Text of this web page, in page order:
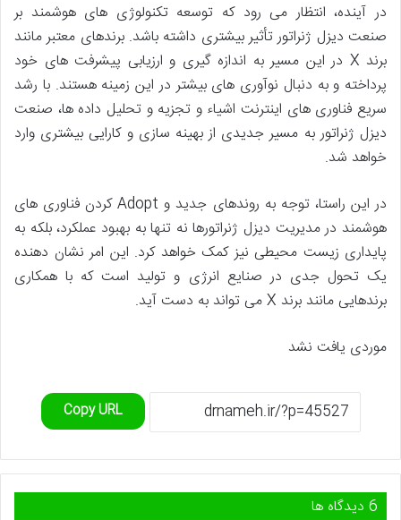
در آینده، انتظار می رود که توسعه تکنولوژی های هوشمند بر
صنعت دیزل ژنراتور تأثیر بیشتری داشته باشد. برندهای معتبر مانند
برند X در این مسیر به اندازه گیری و ارزیابی پیشرفت های خود
پرداخته و به دنبال نوآوری های بیشتر در این زمینه هستند. با رشد
سریع فناوری های اینترنت اشیاء و تجزیه و تحلیل داده ها، صنعت
دیزل ژنراتور به مسیر جدیدی از بهینه سازی و کارایی بیشتری وارد
خواهد شد.
در این راستا، توجه به روندهای جدید و Adopt کردن فناوری های
هوشمند در مدیریت دیزل ژنراتورها نه تنها به بهبود عملکرد، بلکه به
پایداری زیست محیطی نیز کمک خواهد کرد. این امر نشان دهنده
یک تحول جدی در صنایع انرژی و تولید است که با همکاری
برندهایی مانند برند X می تواند به دست آید.
موردی یافت نشد
Copy URL
‫6 دیدگاه ها